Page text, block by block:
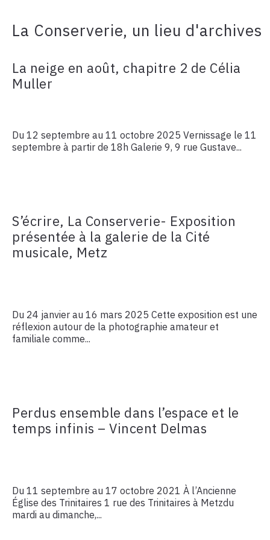
La Conserverie, un lieu d'archives
La neige en août, chapitre 2 de Célia
Muller
Du 12 septembre au 11 octobre 2025 Vernissage le 11
septembre à partir de 18h Galerie 9, 9 rue Gustave...
S’écrire, La Conserverie- Exposition
présentée à la galerie de la Cité
musicale, Metz
Du 24 janvier au 16 mars 2025 Cette exposition est une
réflexion autour de la photographie amateur et
familiale comme...
Perdus ensemble dans l’espace et le
temps infinis – Vincent Delmas
Du 11 septembre au 17 octobre 2021 À l’Ancienne
Église des Trinitaires 1 rue des Trinitaires à Metzdu
mardi au dimanche,...